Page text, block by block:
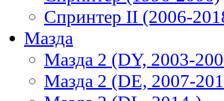
Спринтер II (2006-
Мазда
Мазда 2 (DY, 2003-
Мазда 2 (DE, 2007-